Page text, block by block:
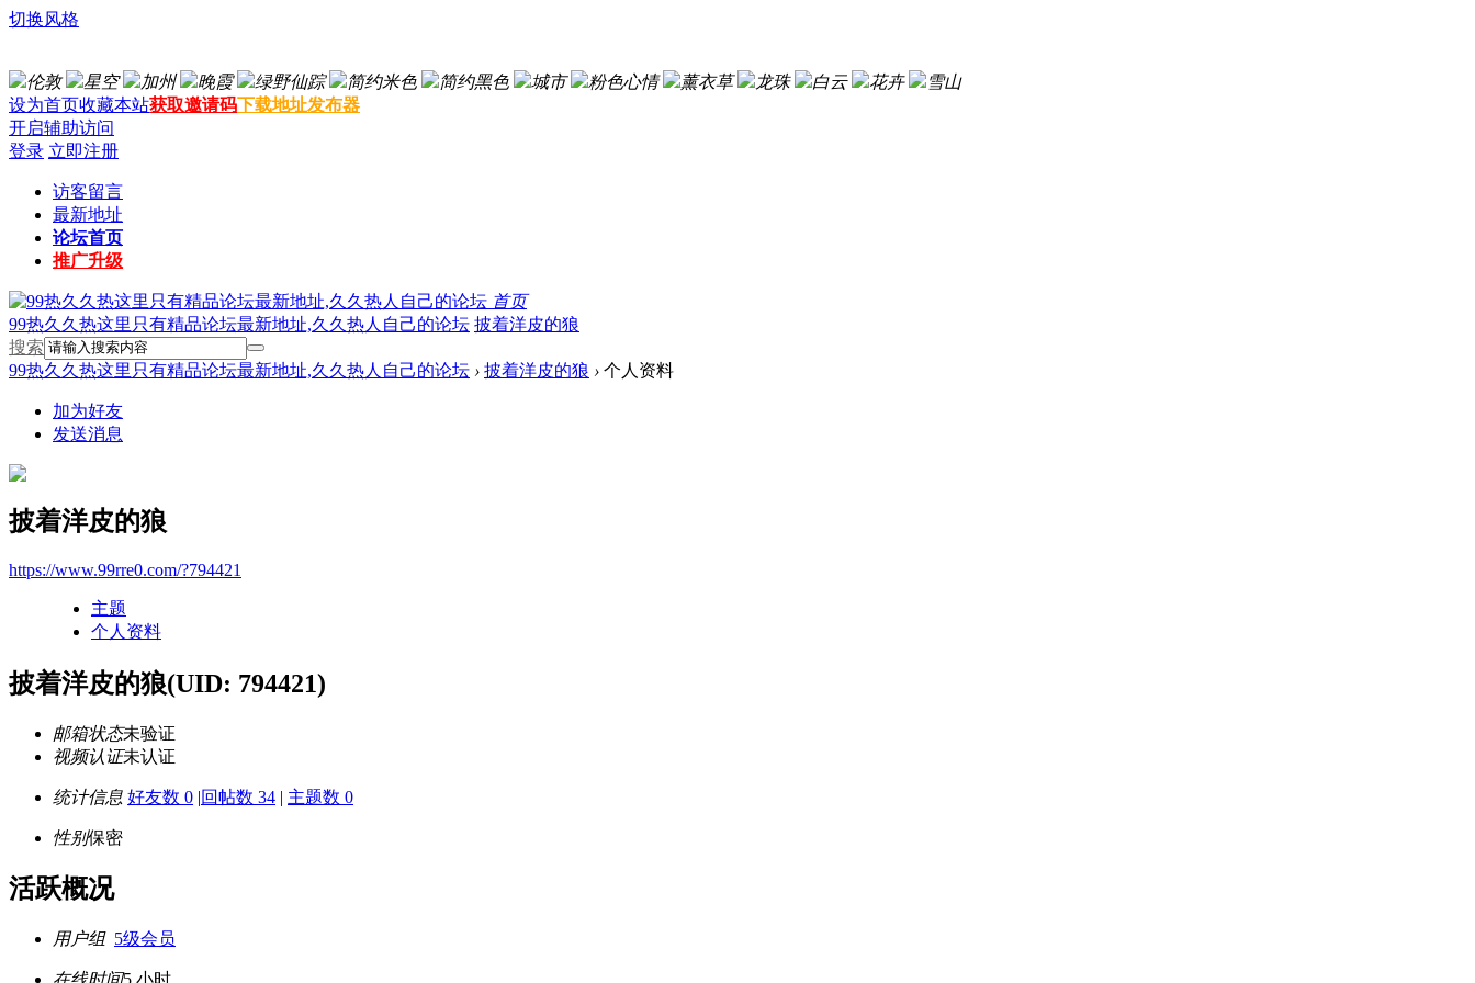
切换风格
伦敦 星空 加州 晚霞 绿野仙踪 简约米色 简约黑色 城市 粉色心情 薰衣草 龙珠 白云 花卉
雪山
设为首页收藏本站获取邀请码下载地址发布器
开启辅助访问
登录 立即注册
访客留言
最新地址
论坛首页
推广升级
首页
99热久久热这里只有精品论坛最新地址,久久热人自己的论坛 披着洋皮的狼
搜索
99热久久热这里只有精品论坛最新地址,久久热人自己的论坛 › 披着洋皮的狼 › 个人资料
加为好友
发送消息
披着洋皮的狼
https://www.99rre0.com/?794421
主题
个人资料
披着洋皮的狼(UID: 794421)
邮箱状态未验证
视频认证未认证
统计信息 好友数 0 |回帖数 34 | 主题数 0
性别保密
活跃概况
用户组 5级会员